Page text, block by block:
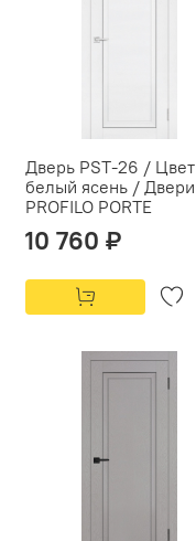
Дверь PST-26 / Цвет
белый ясень / Двери
PROFILO PORTE
10 760 ₽